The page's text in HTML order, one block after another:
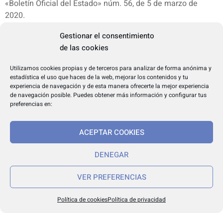
Gestionar el consentimiento
de las cookies
Utilizamos cookies propias y de terceros para analizar de forma anónima y
estadística el uso que haces de la web, mejorar los contenidos y tu
experiencia de navegación y de esta manera ofrecerte la mejor experiencia
de navegación posible. Puedes obtener más información y configurar tus
preferencias en:
ACEPTAR COOKIES
DENEGAR
VER PREFERENCIAS
Política de cookiesPolítica de privacidad
«Boletín Oficial del Estado» núm. 56, de 5 de marzo de
2020.
Miguel García Alcaraz.
Resolución de 26 de enero de 2021, del Ayuntamiento de
Huelva, referente a la convocatoria para proveer puesto de
trabajo por el sistema de libre designación.
En el «Boletín Oficial de la Provincia de Huelva» número
219, de 26 de enero de 2021, se han publicado
íntegramente las bases que han de regir la convocatoria
para proveer mediante libre designación:
Un puesto de Jefe de Servicio de Turismo, Promoción en el
Exterior y Universidad.
El plazo de presentación de solicitudes será de 15 días
hábiles a contar desde el siguiente al de la publicación de
esta resolución en el «Boletín Oficial del Estado».
Los sucesivos anuncios referentes a esta convocatoria,
cuando procedan de conformidad con las bases, se harán